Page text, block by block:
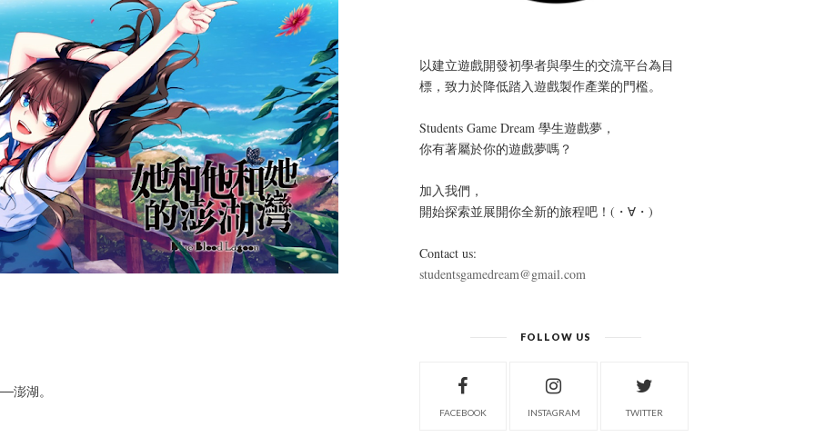
澎湖。
以建立遊戲開發初學者與學生的交流平台為目
標， 致力於降低踏入遊戲製作產業的門檻。
Students Game Dream 學生遊戲夢，
你有著屬於你的遊戲夢嗎？
加入我們，
開始探索並展開你全新的旅程吧！(・∀・)
Contact us:
studentsgamedream@gmail.com
FOLLOW US
FACEBOOK INSTAGRAM TWITTER